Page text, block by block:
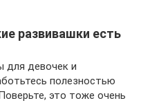
развивашки есть
для девочек и
полезностью
это тоже очень